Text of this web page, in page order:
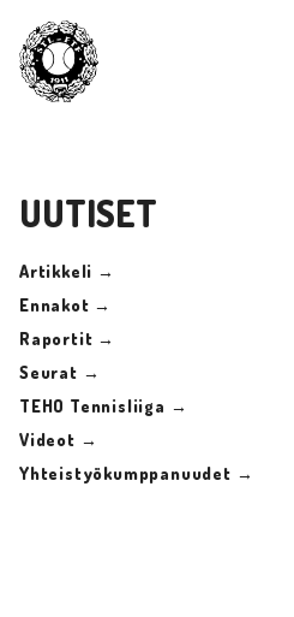
UUTISET
Artikkeli →
Ennakot →
Raportit →
Seurat →
TEHO Tennisliiga →
Videot →
Yhteistyökumppanuudet →